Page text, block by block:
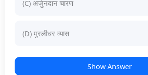
(C) अर्जुनदान चारण
(D) मुरलीधर व्यास
Show Answer